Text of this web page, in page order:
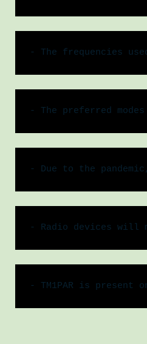
- The frequencies
- The preferred
- Due to the
- Radio devices will
- TM1PAR is present